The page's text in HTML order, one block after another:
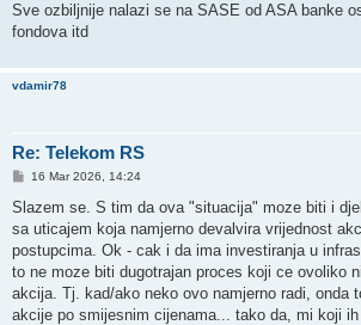
Sve ozbiljnije nalazi se na SASE od ASA banke
fondova itd
vdamir78
Re: Telekom RS
P
s
16 Mar 2026, 14:24
Slazem se. S tim da ova "situacija" moze biti i
sa uticajem koja namjerno devalvira vrijednost
postupcima. Ok - cak i da ima investiranja u
to ne moze biti dugotrajan proces koji ce ovoliko
akcija. Tj. kad/ako neko ovo namjerno radi, onda
akcije po smijesnim cijenama... tako da, mi koji